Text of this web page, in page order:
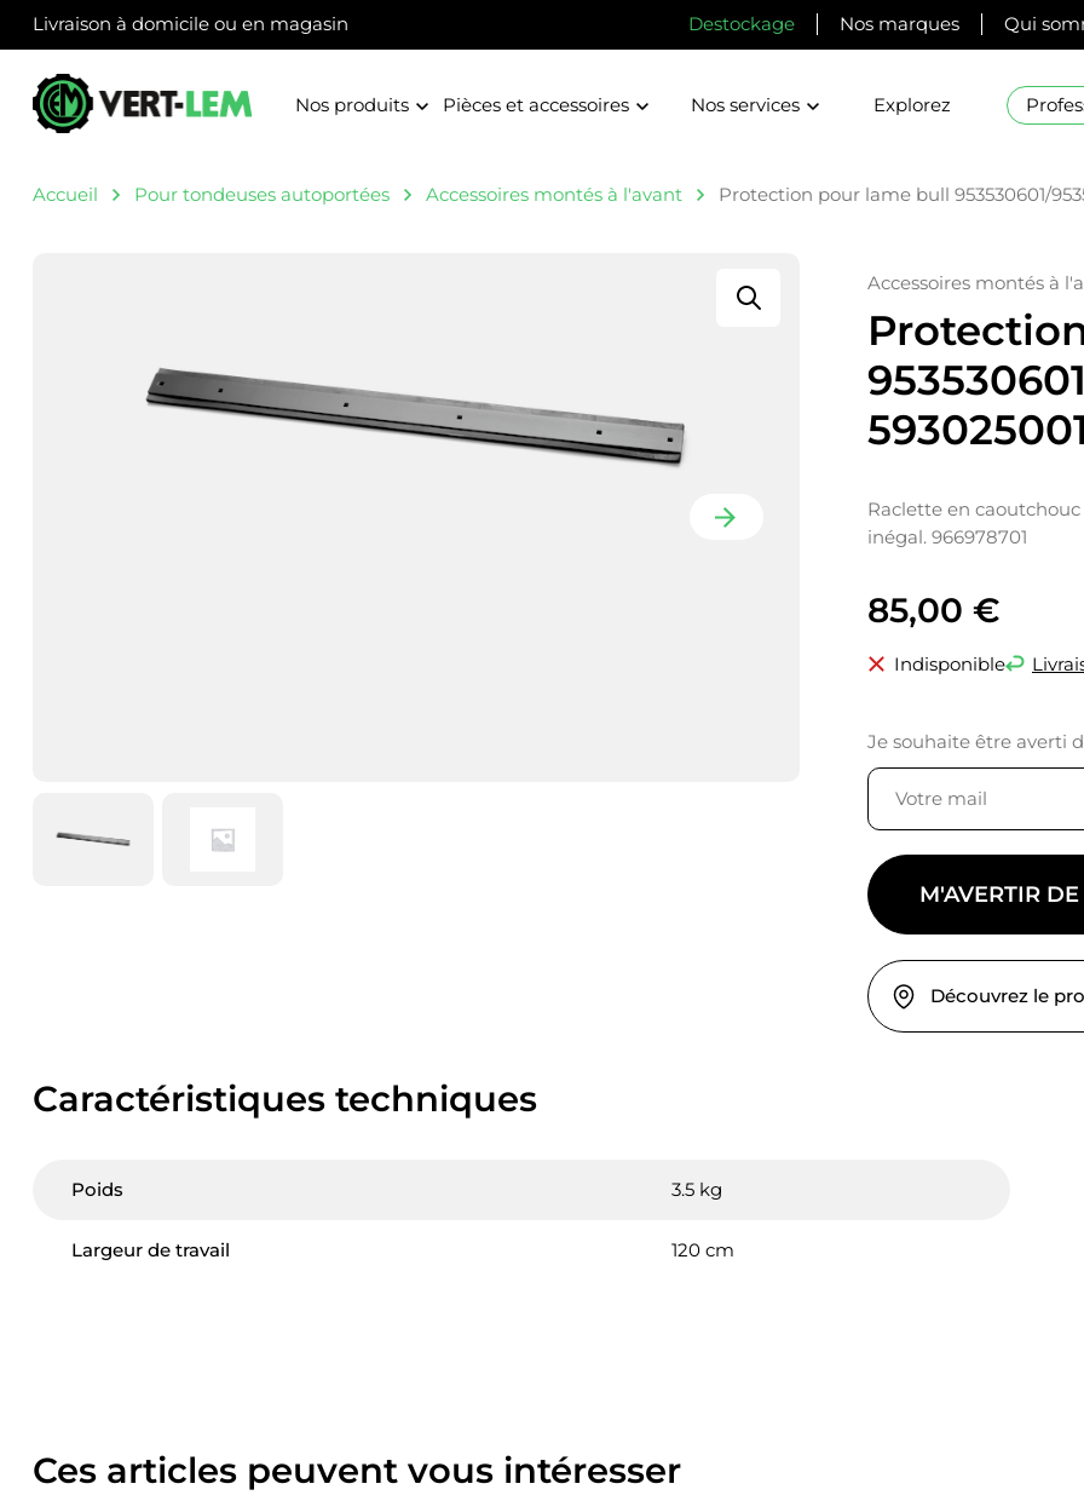
Livraison à domicile ou en magasin Destockage Nos marques Qui
Nos produits Pièces et accessoires Nos services Explorez
Accueil Pour tondeuses autoportées Accessoires montés à l'avant Protection pour lame bull 953530601/
Accessoires montés à
Raclette en
inégal. 966978701
85,00 €
Indisponible
Je souhaite être averti
M'AVERTIR
Découvrez le
Caractéristiques techniques
Poids 3.5 kg
Largeur de travail 120 cm
Ces articles peuvent vous intéresser